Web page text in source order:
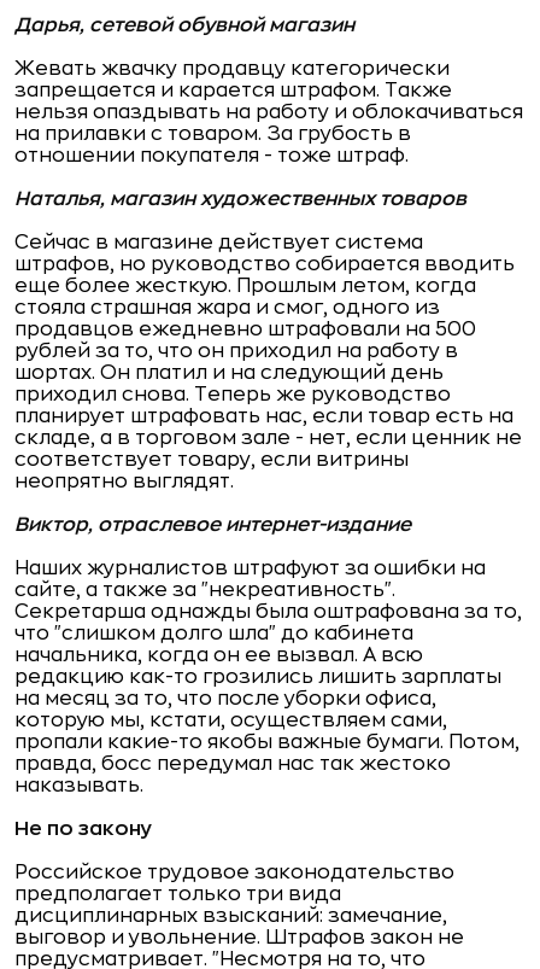
Дарья, сетевой обувной магазин
Жевать жвачку продавцу категорически
запрещается и карается штрафом. Также
нельзя опаздывать на работу и облокачиваться
на прилавки с товаром. За грубость в
отношении покупателя - тоже штраф.
Наталья, магазин художественных товаров
Сейчас в магазине действует система
штрафов, но руководство собирается вводить
еще более жесткую. Прошлым летом, когда
стояла страшная жара и смог, одного из
продавцов ежедневно штрафовали на 500
рублей за то, что он приходил на работу в
шортах. Он платил и на следующий день
приходил снова. Теперь же руководство
планирует штрафовать нас, если товар есть на
складе, а в торговом зале - нет, если ценник не
соответствует товару, если витрины
неопрятно выглядят.
Виктор, отраслевое интернет-издание
Наших журналистов штрафуют за ошибки на
сайте, а также за "некреативность".
Секретарша однажды была оштрафована за то,
что "слишком долго шла" до кабинета
начальника, когда он ее вызвал. А всю
редакцию как-то грозились лишить зарплаты
на месяц за то, что после уборки офиса,
которую мы, кстати, осуществляем сами,
пропали какие-то якобы важные бумаги. Потом,
правда, босс передумал нас так жестоко
наказывать.
Не по закону
Российское трудовое законодательство
предполагает только три вида
дисциплинарных взысканий: замечание,
выговор и увольнение. Штрафов закон не
предусматривает. "Несмотря на то, что